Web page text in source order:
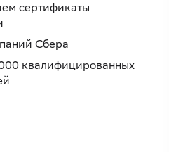
сертификаты
Сбера
квалифицированных